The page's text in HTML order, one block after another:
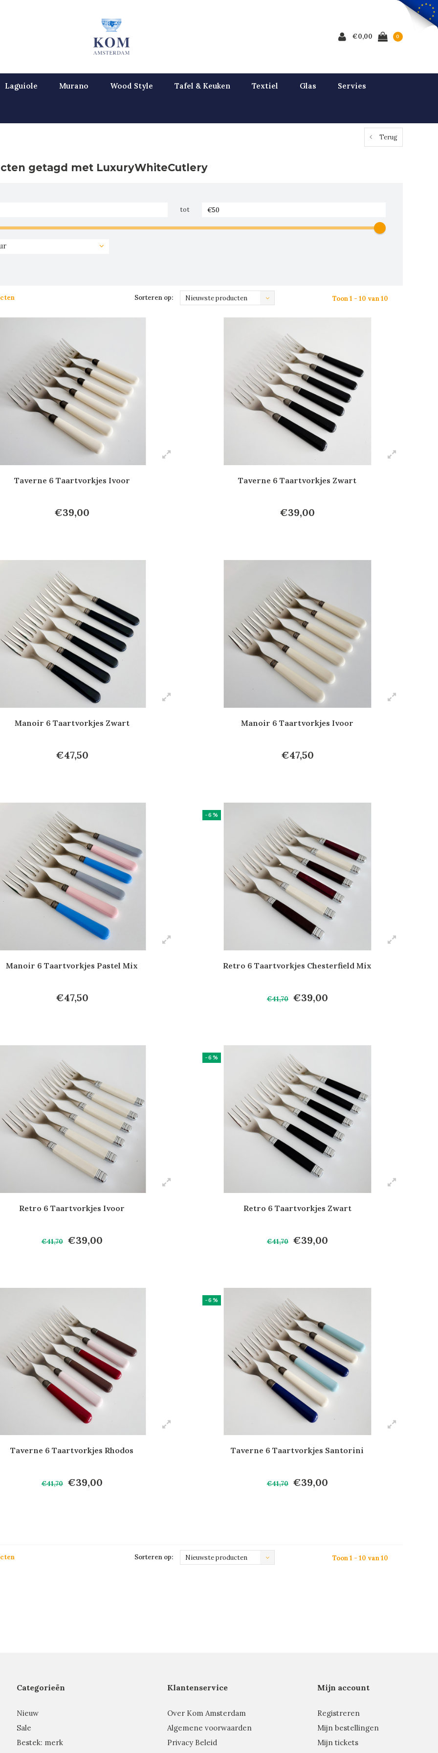
€0,00 0
Laguiole Murano Wood Style Tafel & Keuken Textiel Glas Servies
Terug
getagd met LuxuryWhiteCutlery
tot
Sorteren op: Nieuwste producten Toon 1 - 10 van 10
Taverne 6 Taartvorkjes Ivoor
€39,00
Taverne 6 Taartvorkjes Zwart
€39,00
Manoir 6 Taartvorkjes Zwart
€47,50
Manoir 6 Taartvorkjes Ivoor
€47,50
Manoir 6 Taartvorkjes Pastel Mix
€47,50
-6%
Retro 6 Taartvorkjes Chesterfield Mix
€41,70 €39,00
Retro 6 Taartvorkjes Ivoor
€41,70 €39,00
-6%
Retro 6 Taartvorkjes Zwart
€41,70 €39,00
Taverne 6 Taartvorkjes Rhodos
€41,70 €39,00
-6%
Taverne 6 Taartvorkjes Santorini
€41,70 €39,00
Sorteren op: Nieuwste producten Toon 1 - 10 van 10
Categorieën
Nieuw
Sale
Bestek: merk
Klantenservice
Over Kom Amsterdam
Algemene voorwaarden
Privacy Beleid
Mijn account
Registreren
Mijn bestellingen
Mijn tickets